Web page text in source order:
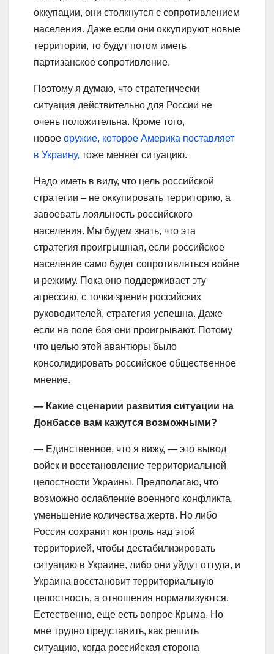
оккупации, они столкнутся с сопротивлением
населения. Даже если они оккупируют новые
территории, то будут потом иметь
партизанское сопротивление.
Поэтому я думаю, что стратегически
ситуация действительно для России не
очень положительна. Кроме того,
новое оружие, которое Америка поставляет
в Украину, тоже меняет ситуацию.
Надо иметь в виду, что цель российской
стратегии – не оккупировать территорию, а
завоевать лояльность российского
населения. Мы будем знать, что эта
стратегия проигрышная, если российское
население само будет сопротивляться войне
и режиму. Пока оно поддерживает эту
агрессию, с точки зрения российских
руководителей, стратегия успешна. Даже
если на поле боя они проигрывают. Потому
что целью этой авантюры было
консолидировать российское общественное
мнение.
— Какие сценарии развития ситуации на
Донбассе вам кажутся возможными?
— Единственное, что я вижу, — это вывод
войск и восстановление территориальной
целостности Украины. Предполагаю, что
возможно ослабление военного конфликта,
уменьшение количества жертв. Но либо
Россия сохранит контроль над этой
территорией, чтобы дестабилизировать
ситуацию в Украине, либо они уйдут оттуда, и
Украина восстановит территориальную
целостность, а отношения нормализуются.
Естественно, еще есть вопрос Крыма. Но
мне трудно представить, как решить
ситуацию, когда российская сторона